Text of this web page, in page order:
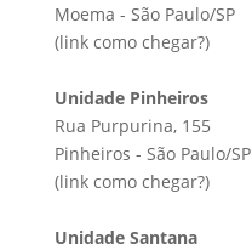
Moema - São Paulo/SP
(link como chegar?)
Unidade Pinheiros
Rua Purpurina, 155
Pinheiros - São Paulo/SP
(link como chegar?)
Unidade Santana